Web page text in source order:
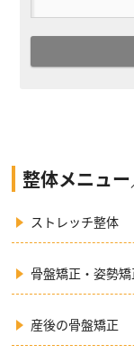
整体メニュ
ストレッチ整体
骨盤矯正・姿勢矯
産後の骨盤矯正